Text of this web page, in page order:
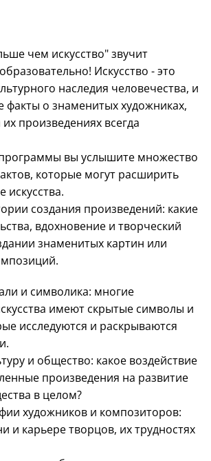
чем искусство" звучит
Искусство - это
наследия человечества, и
факты о знаменитых художниках,
произведениях всегда
вы услышите множество
которые могут расширить
создания произведений: какие
вдохновение и творческий
знаменитых картин или
и символика: многие
имеют скрытые символы и
исследуются и раскрываются
и общество: какое воздействие
произведения на развитие
в целом?
художников и композиторов:
и карьере творцов, их трудностях